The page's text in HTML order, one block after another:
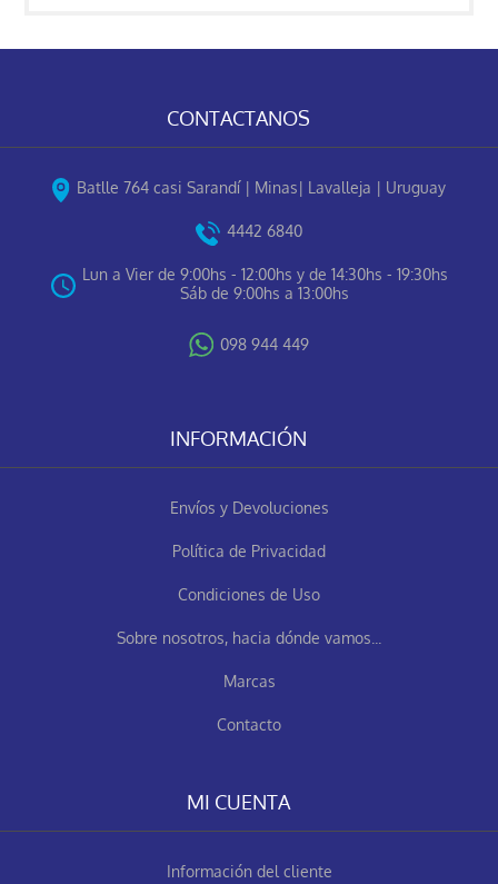
CONTACTANOS
Batlle 764 casi Sarandí | Minas| Lavalleja | Uruguay
4442 6840
Lun a Vier de 9:00hs - 12:00hs y de 14:30hs - 19:30hs
Sáb de 9:00hs a 13:00hs
098 944 449
INFORMACIÓN
Envíos y Devoluciones
Política de Privacidad
Condiciones de Uso
Sobre nosotros, hacia dónde vamos...
Marcas
Contacto
MI CUENTA
Información del cliente